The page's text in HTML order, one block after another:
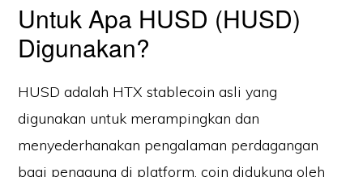
Untuk Apa HUSD (HUSD)
Digunakan?
HUSD adalah HTX stablecoin asli yang
digunakan untuk merampingkan dan
menyederhanakan pengalaman perdagangan
bagi pengguna di platform. coin didukung oleh